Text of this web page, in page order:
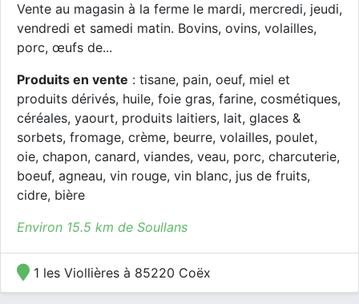
Vente au magasin à la ferme le mardi, mercredi, jeudi,
vendredi et samedi matin. Bovins, ovins, volailles,
porc, œufs de...
Produits en vente : tisane, pain, oeuf, miel et
produits dérivés, huile, foie gras, farine, cosmétiques,
céréales, yaourt, produits laitiers, lait, glaces &
sorbets, fromage, crème, beurre, volailles, poulet,
oie, chapon, canard, viandes, veau, porc, charcuterie,
boeuf, agneau, vin rouge, vin blanc, jus de fruits,
cidre, bière
Environ 15.5 km de Soullans
1 les Viollières à 85220 Coëx